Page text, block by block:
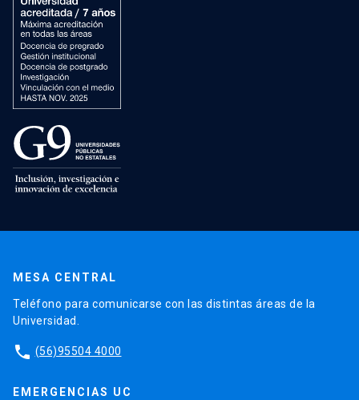
MESA CENTRAL
Teléfono para comunicarse con las distintas áreas de la
Universidad.
phone (56)95504 4000
EMERGENCIAS UC